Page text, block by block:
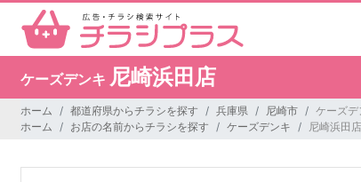
ケーズデンキ 尼崎浜田店
ホーム 都道府県からチラシを探す 兵庫県 尼崎市
ケーズ
ホーム
お店の名前からチラシを探す ケーズデンキ 尼崎浜田店